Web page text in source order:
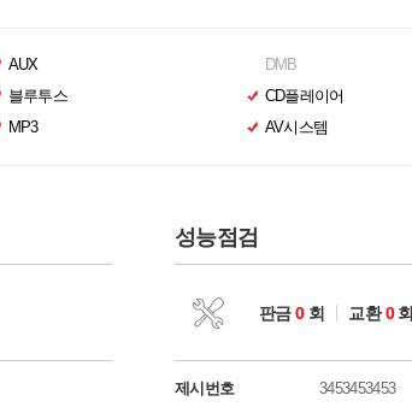
AUX
블루투스
MP3
DMB
CD플레이어
AV시스템
성능점검
판금0회 교환0회
제시번호 3453453453